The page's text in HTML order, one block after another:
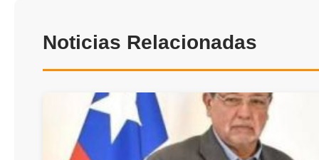
Noticias Relacionadas